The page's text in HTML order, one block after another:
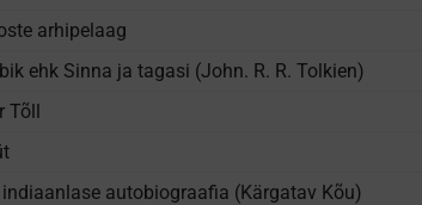
arhipelaag
ehk Sinna ja tagasi (John. R. R. Tolkien)
Tõll
indiaanlase autobiograafia (Kärgatav Kõu)